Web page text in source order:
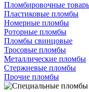
Пломбировочные
Пластиковые пломбы
Номерные пломбы
Роторные пломбы
Пломбы свинцовые
Тросовые пломбы
Металлические пломбы
Стержневые пломбы
Прочие пломбы